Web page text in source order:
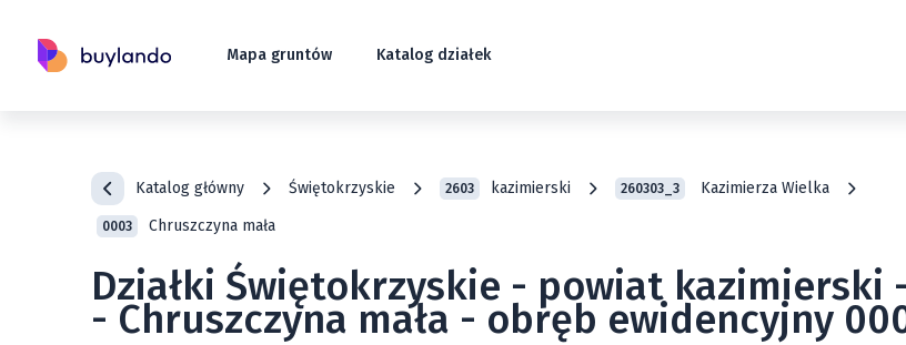
Mapa gruntów Katalog działek
Katalog główny Świętokrzyskie 2603 kazimierski 260303_3 Kazimierza Wielka
0003 Chruszczyna mała
Działki Świętokrzyskie - powiat kazimierski
- Chruszczyna mała - obręb ewidencyjny